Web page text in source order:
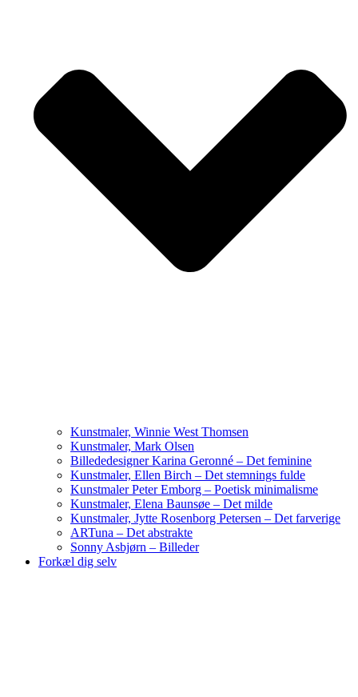
Kunstmaler, Winnie West Thomsen
Kunstmaler, Mark Olsen
Billededesigner Karina Geronné – Det feminine
Kunstmaler, Ellen Birch – Det stemnings fulde
Kunstmaler Peter Emborg – Poetisk minimalisme
Kunstmaler, Elena Baunsøe – Det milde
Kunstmaler, Jytte Rosenborg Petersen – Det farverige
ARTuna – Det abstrakte
Sonny Asbjørn – Billeder
Forkæl dig selv